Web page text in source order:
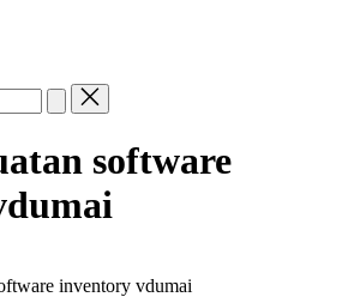
software
inventory vdumai